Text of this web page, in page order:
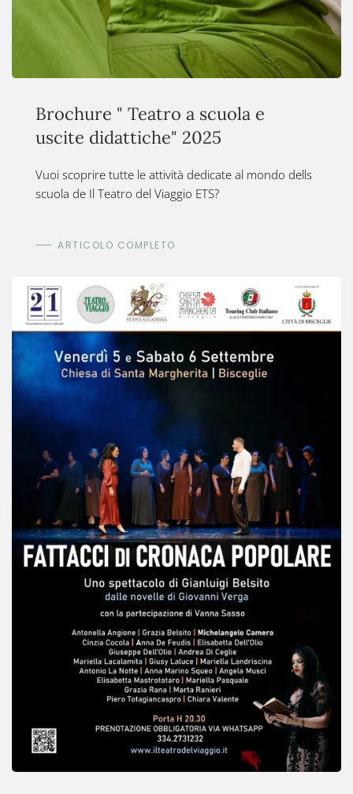
Brochure " Teatro a scuola e
uscite didattiche" 2025
Vuoi scoprire tutte le attività dedicate al mondo dells
scuola de Il Teatro del Viaggio ETS?
ARTICOLO COMPLETO